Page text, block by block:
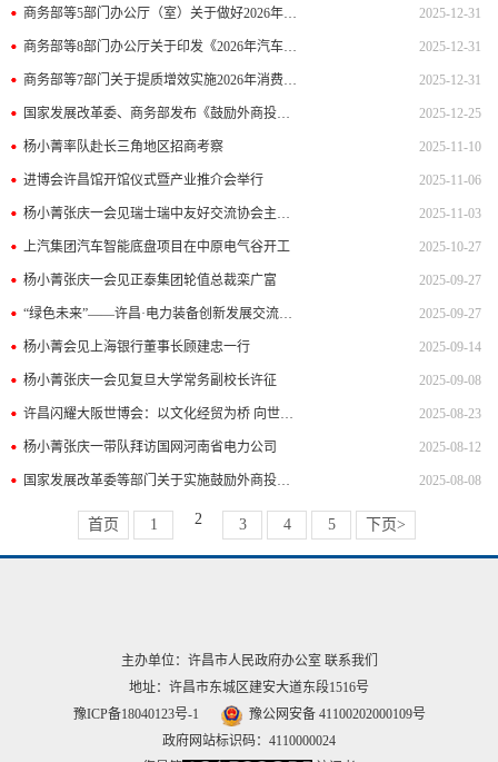
商务部等5部门办公厅（室）关于做好2026年家电以旧换新、数码和智能产品购新补贴工作的通知 2025-12-31
商务部等8部门办公厅关于印发《2026年汽车以旧换新补贴实施细则》的通知 2025-12-31
商务部等7部门关于提质增效实施2026年消费品以旧换新政策的通知 2025-12-31
国家发展改革委、商务部发布《鼓励外商投资产业目录（2025年版）》 2025-12-25
杨小菁率队赴长三角地区招商考察 2025-11-10
进博会许昌馆开馆仪式暨产业推介会举行 2025-11-06
杨小菁张庆一会见瑞士瑞中友好交流协会主席罗曼·威提格 2025-11-03
上汽集团汽车智能底盘项目在中原电气谷开工 2025-10-27
杨小菁张庆一会见正泰集团轮值总裁栾广富 2025-09-27
“绿色未来”——许昌·电力装备创新发展交流活动在郑州举行 2025-09-27
杨小菁会见上海银行董事长顾建忠一行 2025-09-14
杨小菁张庆一会见复旦大学常务副校长许征 2025-09-08
许昌闪耀大阪世博会：以文化经贸为桥 向世界递出开放合作新名片 2025-08-23
杨小菁张庆一带队拜访国网河南省电力公司 2025-08-12
国家发展改革委等部门关于实施鼓励外商投资 企业境内再投资若干措施的通知 2025-08-08
首页 1 2 3 4 5 下页>
主办单位：许昌市人民政府办公室 联系我们
地址：许昌市东城区建安大道东段1516号
豫ICP备18040123号-1
豫公网安备 41100202000109号
政府网站标识码：4110000024